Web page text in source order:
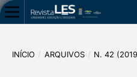
INÍCIO / ARQUIVOS / N. 42